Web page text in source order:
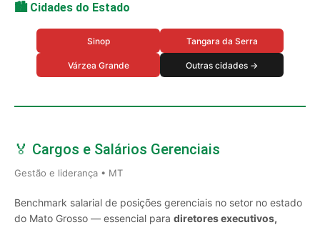
🏙️ Cidades do Estado
Sinop Tangara da Serra
Várzea Grande Outras cidades →
🏅 Cargos e Salários Gerenciais
Gestão e liderança • MT
Benchmark salarial de posições gerenciais no setor no estado
do Mato Grosso — essencial para diretores executivos,